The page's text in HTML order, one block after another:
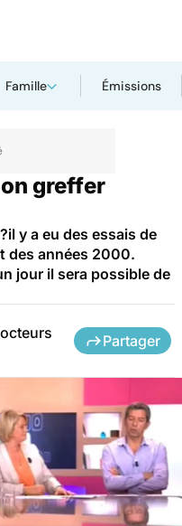
Famille Émissions
greffer
y a eu des essais de
des années 2000.
jour il sera possible de
Partager